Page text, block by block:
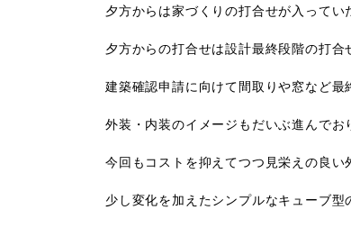
夕方からは家づくりの打合せが入ってい
夕方からの打合せは設計最終段階の打合
建築確認申請に向けて間取りや窓など最
外装・内装のイメージもだいぶ進んでお
今回もコストを抑えてつつ見栄えの良い
少し変化を加えたシンプルなキューブ型